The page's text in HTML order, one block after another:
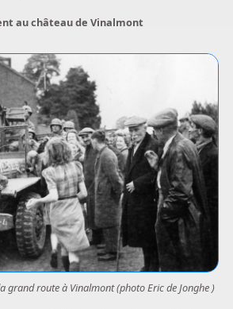
au château de Vinalmont
grand route à Vinalmont (photo Eric de Jonghe )